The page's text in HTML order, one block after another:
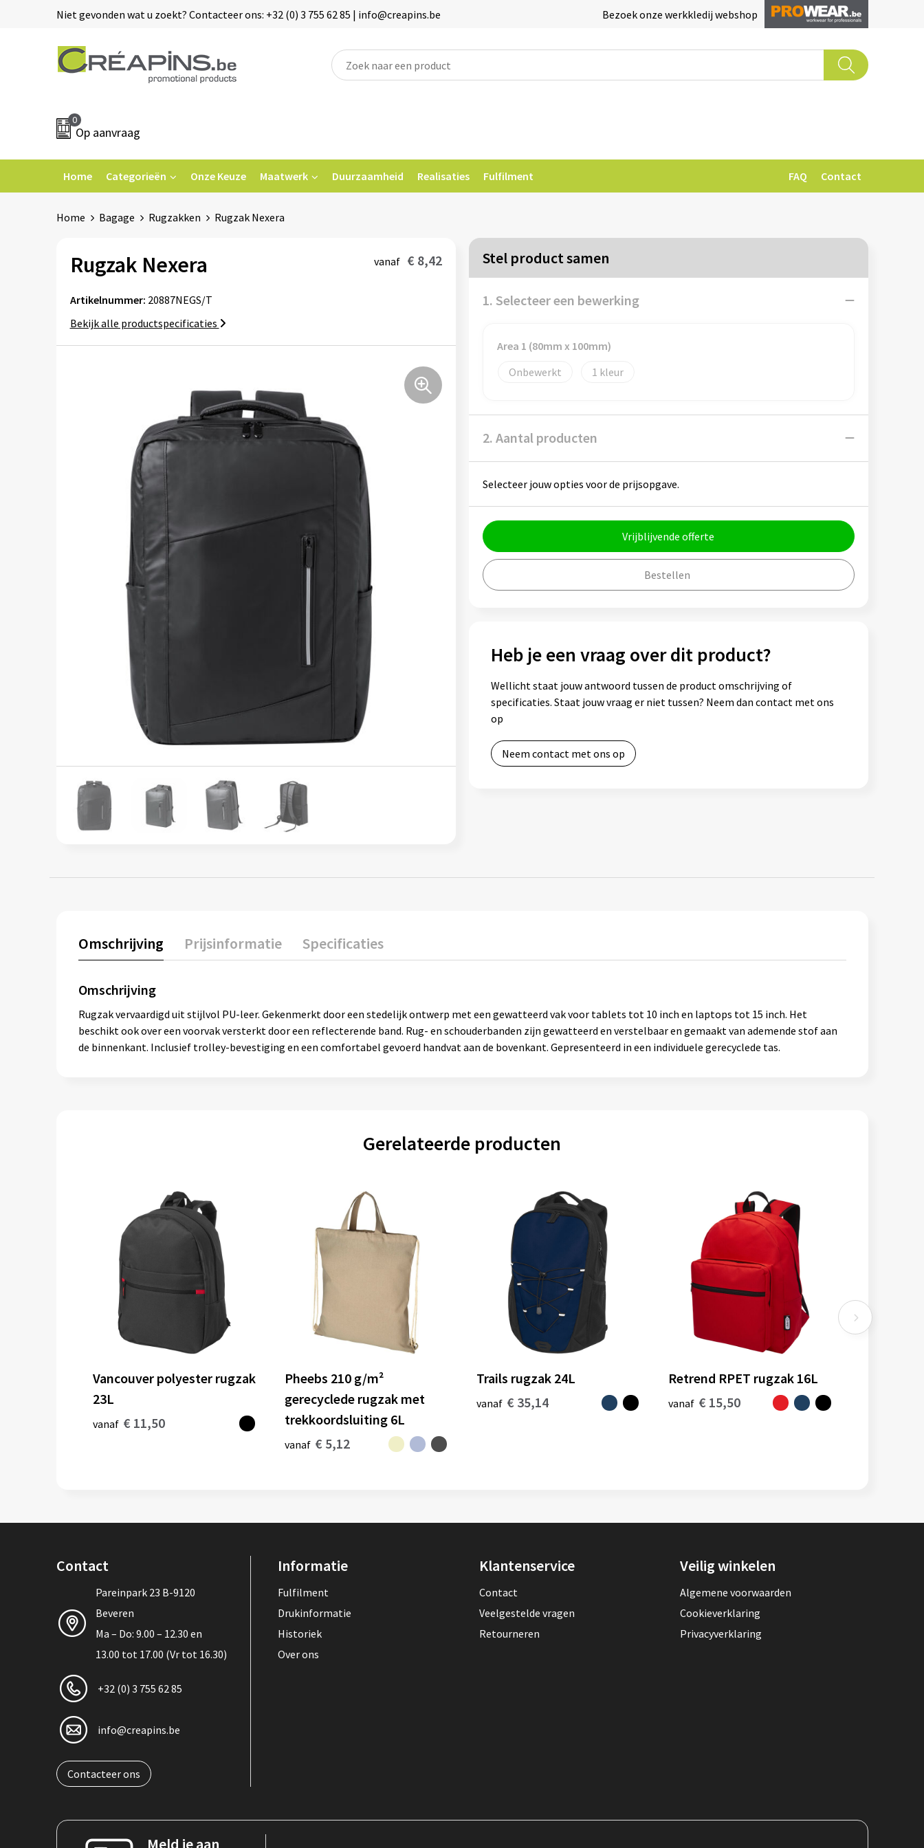
Niet gevonden wat u zoekt? Contacteer ons: +32 (0) 3 755 62 85 | info@creapins.be Bezoek onze werkkledij webshop
0
Op aanvraag
Home Categorieën Onze Keuze Maatwerk Duurzaamheid Realisaties Fulfilment FAQ Contact
Home Bagage Rugzakken Rugzak Nexera
Rugzak Nexera vanaf € 8,42
Artikelnummer: 20887NEGS/T
Bekijk alle productspecificaties
Stel product samen
1. Selecteer een bewerking
Area 1 (80mm x 100mm)
Onbewerkt
1
2. Aantal producten
Selecteer jouw opties voor de prijsopgave.
Vrijblijvende offerte
Bestellen
Heb je een vraag over dit product?
Wellicht staat jouw antwoord tussen de product omschrijving of
specificaties. Staat jouw vraag er niet tussen? Neem dan contact met ons
op
Neem contact met ons op
Omschrijving Prijsinformatie Specificaties
Omschrijving
Rugzak vervaardigd uit stijlvol PU-leer. Gekenmerkt door een stedelijk ontwerp met een gewatteerd vak voor tablets tot 10 inch en laptops tot 15 inch. Het
beschikt ook over een voorvak versterkt door een reflecterende band. Rug- en schouderbanden zijn gewatteerd en verstelbaar en gemaakt van ademende stof aan
de binnenkant. Inclusief trolley-bevestiging en een comfortabel gevoerd handvat aan de bovenkant. Gepresenteerd in een individuele gerecyclede tas.
Gerelateerde producten
Vancouver polyester rugzak
23L
vanaf € 11,50
Pheebs 210 g/m²
gerecyclede rugzak met
trekkoordsluiting 6L
vanaf € 5,12
Trails rugzak 24L
vanaf € 35,14
Retrend RPET rugzak 16L
vanaf € 15,50
Contact
Pareinpark 23 B-9120
Beveren
Ma – Do: 9.00 – 12.30 en
13.00 tot 17.00 (Vr tot 16.30)
+32 (0) 3 755 62 85
info@creapins.be
Contacteer ons
Informatie
Fulfilment
Drukinformatie
Historiek
Over ons
Klantenservice
Contact
Veelgestelde vragen
Retourneren
Veilig winkelen
Algemene voorwaarden
Cookieverklaring
Privacyverklaring
Meld je aan